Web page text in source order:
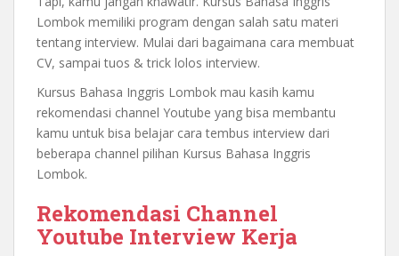
Lombok memiliki program dengan salah satu materi
tentang interview. Mulai dari bagaimana cara membuat
CV, sampai tuos & trick lolos interview.
Kursus Bahasa Inggris Lombok mau kasih kamu
rekomendasi channel Youtube yang bisa membantu
kamu untuk bisa belajar cara tembus interview dari
beberapa channel pilihan Kursus Bahasa Inggris
Lombok.
Rekomendasi Channel
Youtube Interview Kerja